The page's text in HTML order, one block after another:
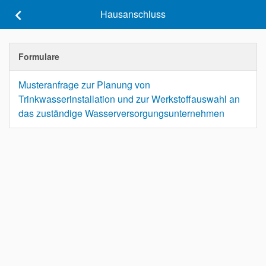
keyboard_arrow_left Hausanschluss
Formulare
Musteranfrage zur Planung von
Trinkwasserinstallation und zur Werkstoffauswahl an
das zuständige Wasserversorgungsunternehmen